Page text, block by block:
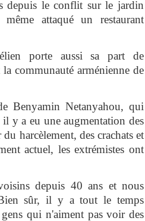
depuis le conflit sur le jardin
attaqué un restaurant
porte aussi sa part de
communauté arménienne de
Benyamin Netanyahou, qui
y a eu une augmentation des
harcèlement, des crachats et
actuel, les extrémistes ont
depuis 40 ans et nous
sûr, il y a tout le temps
qui n'aiment pas voir des